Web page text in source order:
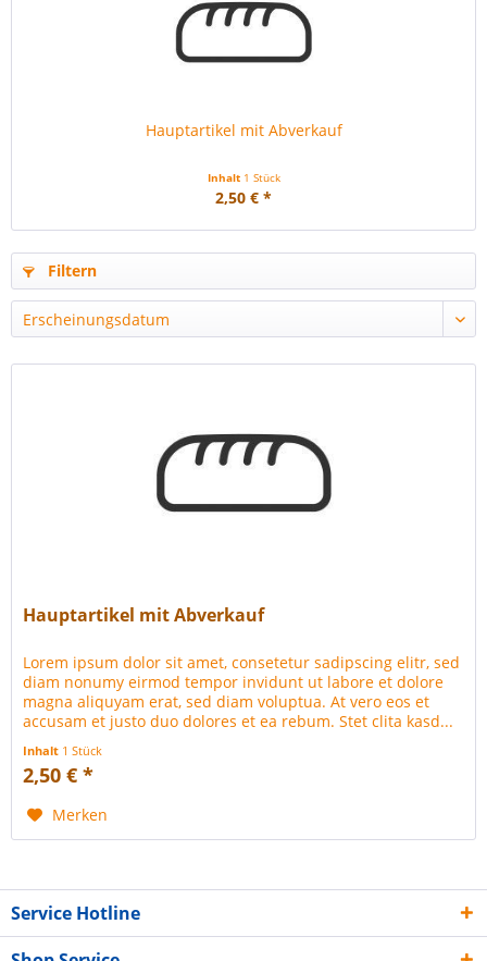
Hauptartikel mit Abverkauf
Inhalt 1 Stück
2,50 € *
Filtern
Hauptartikel mit Abverkauf
Lorem ipsum dolor sit amet, consetetur sadipscing elitr, sed
diam nonumy eirmod tempor invidunt ut labore et dolore
magna aliquyam erat, sed diam voluptua. At vero eos et
accusam et justo duo dolores et ea rebum. Stet clita kasd...
Inhalt 1 Stück
2,50 € *
Merken
Service Hotline